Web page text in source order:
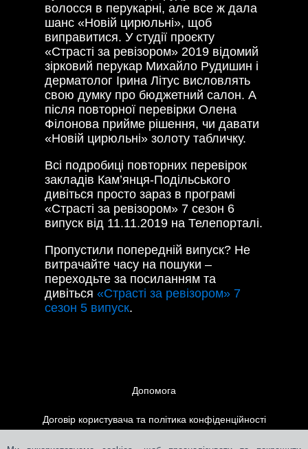
волосся в перукарні, але все ж дала
шанс «Новій цирюльні», щоб
виправитися. У студії проєкту
«Страсті за ревізором» 2019 відомий
зірковий перукар Михайло Рудишин і
дерматолог Ірина Літус висловлять
свою думку про бюджетний салон. А
після повторної перевірки Олена
Філонова прийме рішення, чи давати
«Новій цирюльні» золоту табличку.
Всі подробиці повторних перевірок
закладів Кам’янця-Подільського
дивіться просто зараз в програмі
«Страсті за ревізором» 7 сезон 6
випуск від 11.11.2019 на Телепорталі.
Пропустили попередній випуск? Не
витрачайте часу на пошуки –
переходьте за посиланням та
дивіться «Страсті за ревізором» 7
сезон 5 випуск.
Допомога
Договір користувача та політика конфіденційності